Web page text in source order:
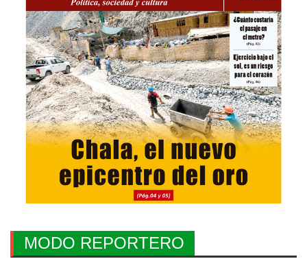
MODO REPORTERO